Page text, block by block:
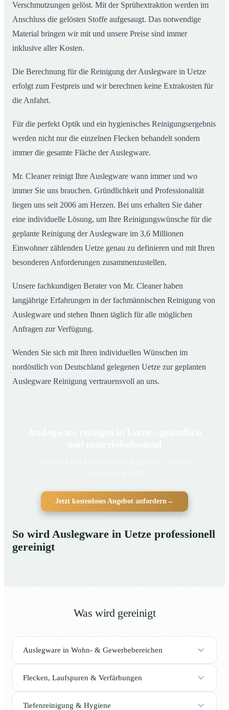
Verschmutzungen gelöst. Mit der Sprühextraktion werden im
Anschluss die gelösten Stoffe aufgesaugt. Das notwendige
Material bringen wir mit und unsere Preise sind immer
inklusive aller Kosten.
Die Berechnung für die Reinigung der Auslegware in Uetze
erfolgt zum Festpreis und wir berechnen keine Extrakosten für
die Anfahrt.
Für die perfekt Optik und ein hygienisches Reinigungsergebnis
werden nicht nur die einzelnen Flecken behandelt sondern
immer die gesamte Fläche der Auslegware.
Mr. Cleaner reinigt Ihre Auslegware wann immer und wo
immer Sie uns brauchen. Gründlichkeit und Professionalität
liegen uns seit 2006 am Herzen. Bei uns erhalten Sie daher
eine individuelle Lösung, um Ihre Reinigungswünsche für die
geplante Reinigung der Auslegware im 3,6 Millionen
Einwohner zählenden Uetze genau zu definieren und mit Ihren
besonderen Anforderungen zusammenzustellen.
Unsere fachkundigen Berater von Mr. Cleaner haben
langjährige Erfahrungen in der fachmännischen Reinigung von
Auslegware und stehen Ihnen täglich für alle möglichen
Anfragen zur Verfügung.
Wenden Sie sich mit Ihren individuellen Wünschen im
nordöstlich von Deutschland gelegenen Uetze zur geplanten
Auslegware Reinigung vertrauensvoll an uns.
Jetzt kostenloses Angebot anfordern→
So wird Auslegware in Uetze professionell
gereinigt
Was wird gereinigt
Auslegware in Wohn- & Gewerbebereichen
Flecken, Laufspuren & Verfärbungen
Tiefenreinigung & Hygiene